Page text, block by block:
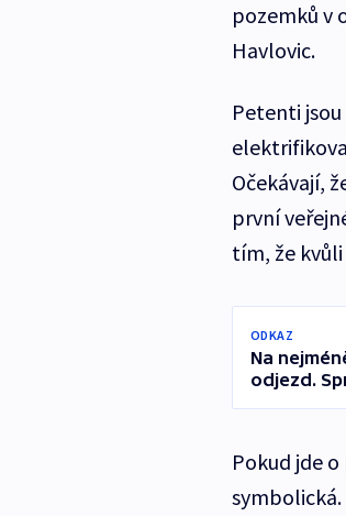
pozemků v
Havlovic.
Petenti
Očekávají,
první
tím, že
ODKAZ
Na
odjezd.
Pokud jde